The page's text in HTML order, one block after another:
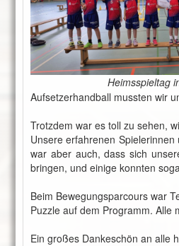
Heimsspieltag
Aufsetzerhandball mussten wir
Trotzdem war es toll zu sehen,
Unsere erfahrenen
war aber auch, dass sich
bringen, und einige konnten
Beim Bewegungsparcours war
Puzzle auf dem Programm. Alle
Ein großes Dankeschön an alle